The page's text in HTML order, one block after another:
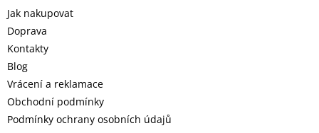
Jak nakupovat
Doprava
Kontakty
Blog
Vrácení a reklamace
Obchodní podmínky
Podmínky ochrany osobních údajů